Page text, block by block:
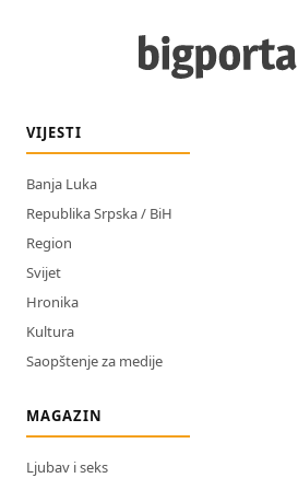
VIJESTI
Banja Luka
Republika Srpska / BiH
Region
Svijet
Hronika
Kultura
Saopštenje za medije
MAGAZIN
Ljubav i seks